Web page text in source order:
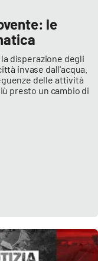
le
disperazione degli
invase dall'acqua.
delle attività
presto un cambio di